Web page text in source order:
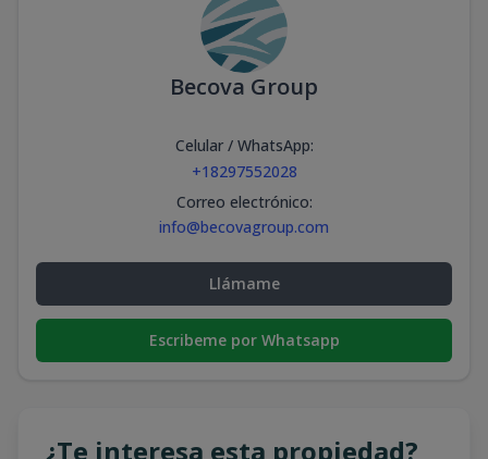
Becova Group
Celular / WhatsApp:
+18297552028
Correo electrónico:
info@becovagroup.com
Llámame
Escribeme por Whatsapp
¿Te interesa esta propiedad?